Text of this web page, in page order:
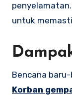
untuk
Bencana
Korban